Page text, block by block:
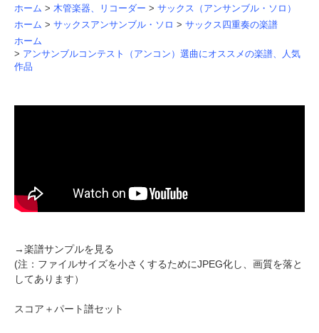
ホーム > 木管楽器、リコーダー > サックス（アンサンブル・ソロ）
ホーム > サックスアンサンブル・ソロ > サックス四重奏の楽譜
ホーム
> アンサンブルコンテスト（アンコン）選曲にオススメの楽譜、人気
作品
→楽譜サンプルを見る
(注：ファイルサイズを小さくするためにJPEG化し、画質を落と
してあります）
スコア＋パート譜セット